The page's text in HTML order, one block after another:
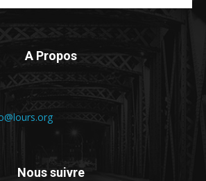
A Propos
Nous suivre